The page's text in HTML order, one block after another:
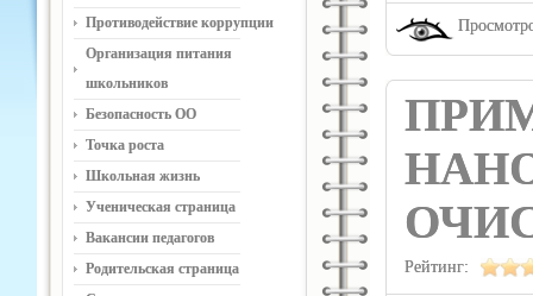
Противодействие коррупции
Организация питания
школьников
Безопасность ОО
Точка роста
Школьная жизнь
Ученическая страница
Вакансии педагогов
Родительская страница
Рейтинг: